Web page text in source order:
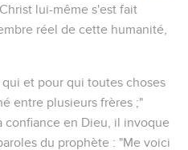
lui-même s'est fait
réel de cette humanité,
et pour qui toutes choses
entre plusieurs frères ;"
confiance en Dieu, il invoque
du prophète : "Me voici